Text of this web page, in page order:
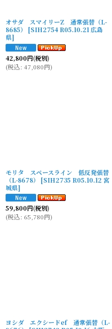
オサダ スマイリーZ 通常張替（L-
8685）
[SIH2754 R05.10.21 広島
県]
42,800円(税別)
(税込: 47,080円)
モリタ スペースライン 低反発張替
（L-8678）
[SIH2735 R05.10.12 宮
城県]
59,800円(税別)
(税込: 65,780円)
ヨシダ エクシードef 通常張替（L-